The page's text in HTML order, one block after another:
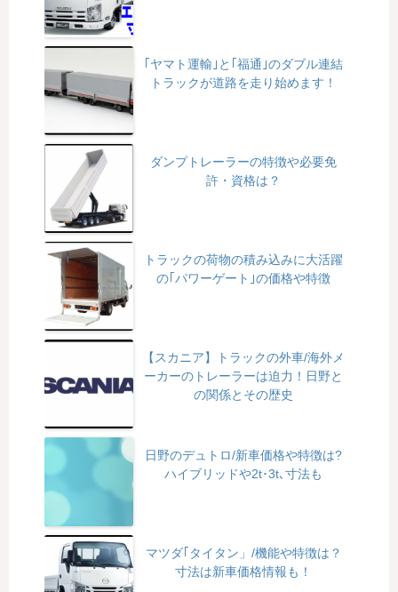
｢ヤマト運輸｣と｢福通｣のダブル連結
トラックが道路を走り始めます！
ダンプトレーラーの特徴や必要免
許・資格は？
トラックの荷物の積み込みに大活躍
の｢パワーゲート｣の価格や特徴
【スカニア】トラックの外車/海外メ
ーカーのトレーラーは迫力！日野と
の関係とその歴史
日野のデュトロ/新車価格や特徴は?
ハイブリッドや2t･3t､寸法も
マツダ｢タイタン」/機能や特徴は？
寸法は新車価格情報も！